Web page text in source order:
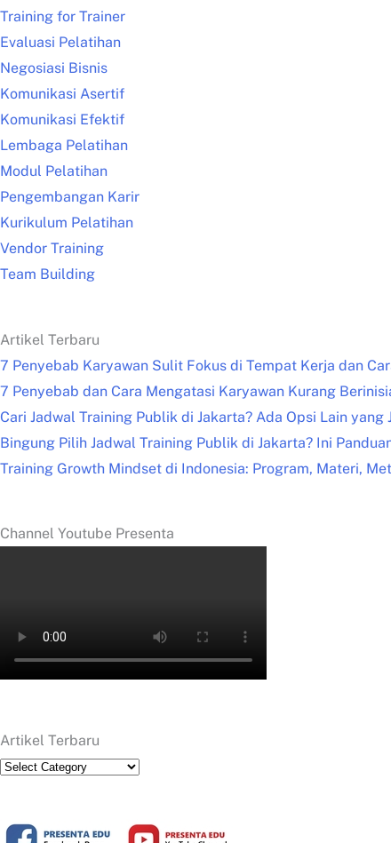
Training for Trainer
Evaluasi Pelatihan
Negosiasi Bisnis
Komunikasi Asertif
Komunikasi Efektif
Lembaga Pelatihan
Modul Pelatihan
Pengembangan Karir
Kurikulum Pelatihan
Vendor Training
Team Building
Artikel Terbaru
7 Penyebab Karyawan Sulit Fokus di Tempat Kerja dan
7 Penyebab dan Cara Mengatasi Karyawan Kurang
Cari Jadwal Training Publik di Jakarta? Ada Opsi Lain yang
Bingung Pilih Jadwal Training Publik di Jakarta? Ini
Training Growth Mindset di Indonesia: Program, Materi,
Channel Youtube Presenta
Artikel Terbaru
Artikel